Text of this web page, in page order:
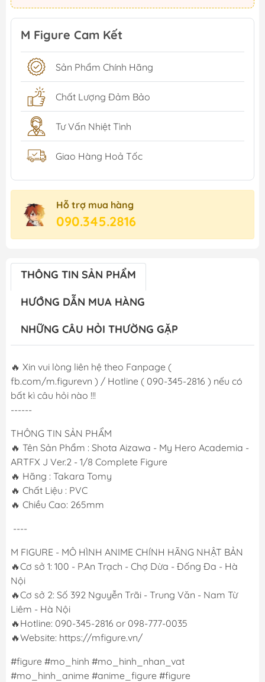
M Figure Cam Kết
Sản Phẩm Chính Hãng
Chất Lượng Đảm Bảo
Tư Vấn Nhiệt Tình
Giao Hàng Hoả Tốc
Hỗ trợ mua hàng
090.345.2816
THÔNG TIN SẢN PHẨM
HƯỚNG DẪN MUA HÀNG
NHỮNG CÂU HỎI THƯỜNG GẶP
🔥 Xin vui lòng liên hệ theo Fanpage (
fb.com/m.figurevn ) / Hotline ( 090-345-2816 ) nếu có
bất kì câu hỏi nào !!!
------
THÔNG TIN SẢN PHẨM
🔥 Tên Sản Phẩm : Shota Aizawa - My Hero Academia -
ARTFX J Ver.2 - 1/8 Complete Figure
🔥 Hãng : Takara Tomy
🔥 Chất Liệu : PVC
🔥 Chiều Cao: 265mm
----
M FIGURE - MÔ HÌNH ANIME CHÍNH HÃNG NHẬT BẢN
🔥Cơ sở 1: 100 - P.An Trạch - Chợ Dừa - Đống Đa - Hà
Nội
🔥Cơ sở 2: Số 392 Nguyễn Trãi - Trung Văn - Nam Từ
Liêm - Hà Nội
🔥Hotline: 090-345-2816 or 098-777-0035
🔥Website: https://mfigure.vn/
#figure #mo_hinh #mo_hinh_nhan_vat
#mo_hinh_anime #anime_figure #figure